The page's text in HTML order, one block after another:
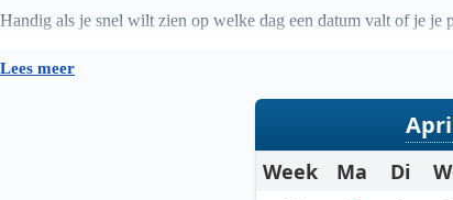
Handig als je snel wilt zien op welke dag een datum valt of je je
Lees meer
Week Ma Di